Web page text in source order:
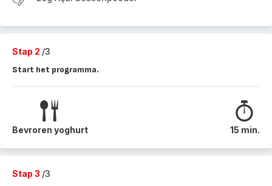
Stap 2 /3
Start het programma.
Bevroren yoghurt 15 min.
Stap 3 /3